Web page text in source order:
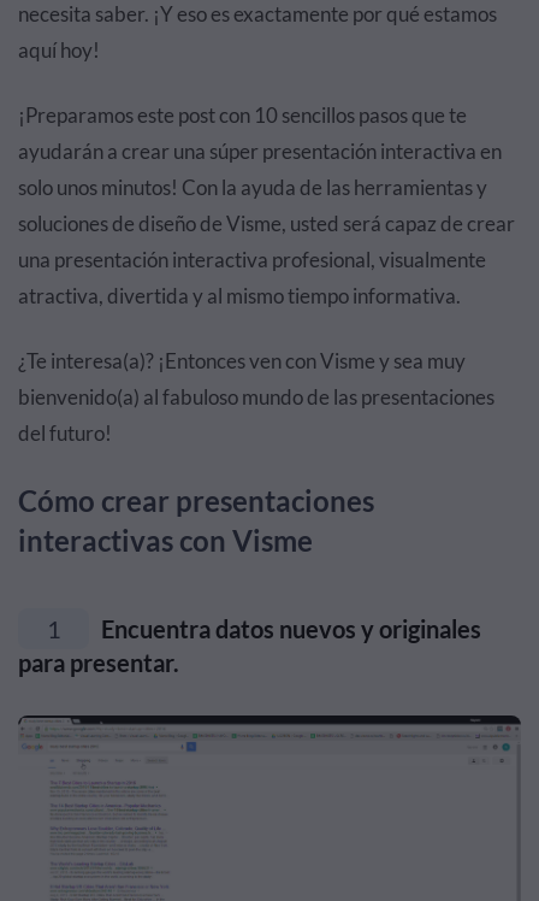
necesita saber. ¡Y eso es exactamente por qué estamos
aquí hoy!
¡Preparamos este post con 10 sencillos pasos que te
ayudarán a crear una súper presentación interactiva en
solo unos minutos! Con la ayuda de las herramientas y
soluciones de diseño de Visme, usted será capaz de crear
una presentación interactiva profesional, visualmente
atractiva, divertida y al mismo tiempo informativa.
¿Te interesa(a)? ¡Entonces ven con Visme y sea muy
bienvenido(a) al fabuloso mundo de las presentaciones
del futuro!
Cómo crear presentaciones
interactivas con Visme
1
Encuentra datos nuevos y originales
para presentar.